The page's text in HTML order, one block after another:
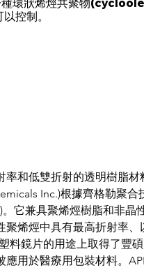
種環狀烯烴共聚物
控制。
率和低雙折射的透明樹脂
Inc.)根據齊格勒聚
它兼具聚烯烴樹脂和非晶
聚烯烴中具有最高折射率
料鏡片的用途上取得了豐
應用於醫療用包裝材料。